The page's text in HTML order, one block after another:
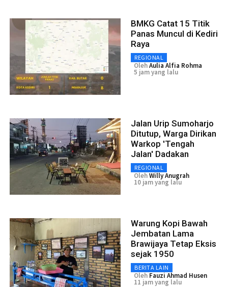
BMKG Catat 15 Titik
Panas Muncul di Kediri
Raya
REGIONAL
OlehAulia Alfia Rohma
5 jam yang lalu
Jalan Urip Sumoharjo
Ditutup, Warga Dirikan
Warkop 'Tengah
Jalan' Dadakan
REGIONAL
OlehWilly Anugrah
10 jam yang lalu
Warung Kopi Bawah
Jembatan Lama
Brawijaya Tetap Eksis
sejak 1950
BERITA LAIN
Oleh Fauzi Ahmad Husen
11 jam yang lalu